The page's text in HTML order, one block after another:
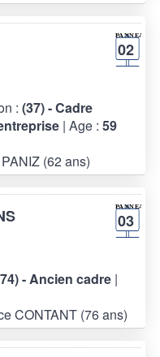
02
: (37) - Cadre
| Age : 59
(62 ans)
03
- Ancien cadre |
CONTANT (76 ans)